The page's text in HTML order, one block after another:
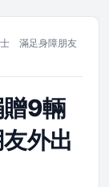
士 滿足身障朋友
贈9輛
外出